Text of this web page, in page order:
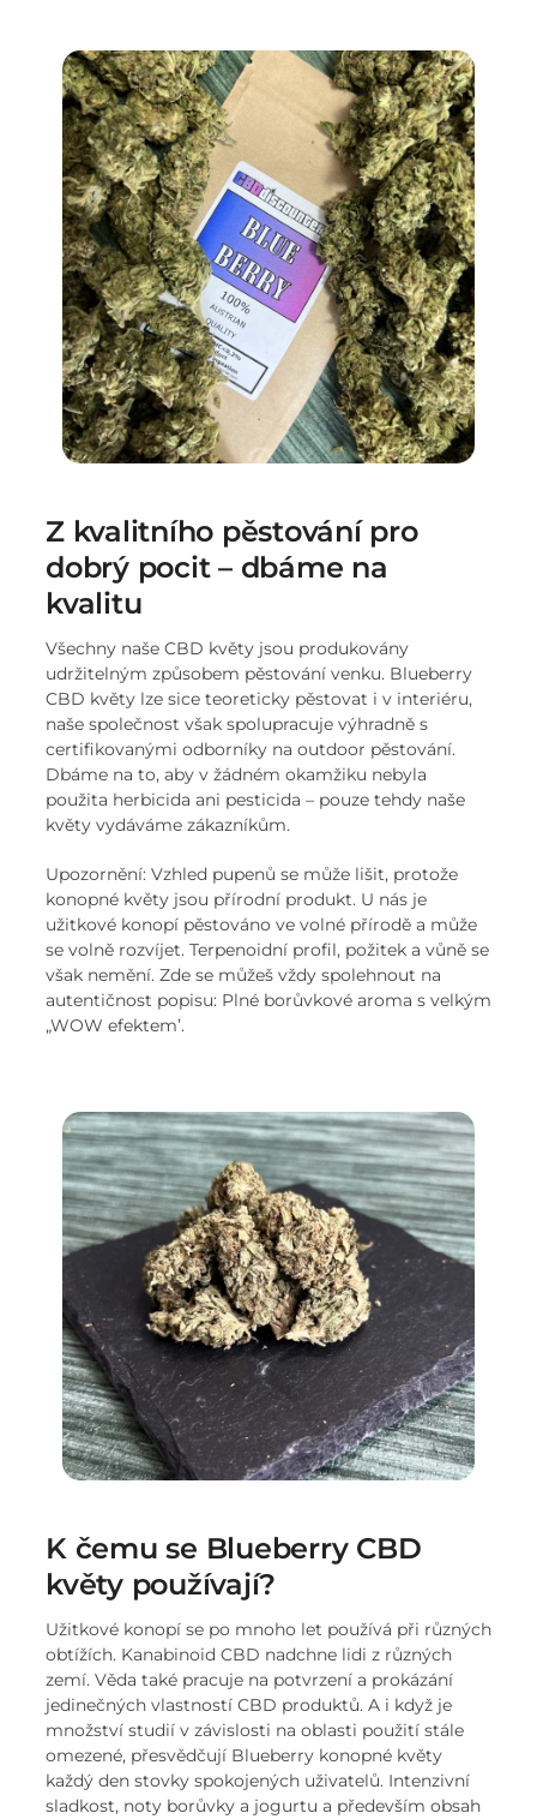
Z kvalitního pěstování pro
dobrý pocit – dbáme na
kvalitu
Všechny naše CBD květy jsou produkovány
udržitelným způsobem pěstování venku. Blueberry
CBD květy lze sice teoreticky pěstovat i v interiéru,
naše společnost však spolupracuje výhradně s
certifikovanými odborníky na outdoor pěstování.
Dbáme na to, aby v žádném okamžiku nebyla
použita herbicida ani pesticida – pouze tehdy naše
květy vydáváme zákazníkům.
Upozornění: Vzhled pupenů se může lišit, protože
konopné květy jsou přírodní produkt. U nás je
užitkové konopí pěstováno ve volné přírodě a může
se volně rozvíjet. Terpenoidní profil, požitek a vůně se
však nemění. Zde se můžeš vždy spolehnout na
autentičnost popisu: Plné borůvkové aroma s velkým
„WOW efektem’.
K čemu se Blueberry CBD
květy používají?
Užitkové konopí se po mnoho let používá při různých
obtížích. Kanabinoid CBD nadchne lidi z různých
zemí. Věda také pracuje na potvrzení a prokázání
jedinečných vlastností CBD produktů. A i když je
množství studií v závislosti na oblasti použití stále
omezené, přesvědčují Blueberry konopné květy
každý den stovky spokojených uživatelů. Intenzivní
sladkost, noty borůvky a jogurtu a především obsah